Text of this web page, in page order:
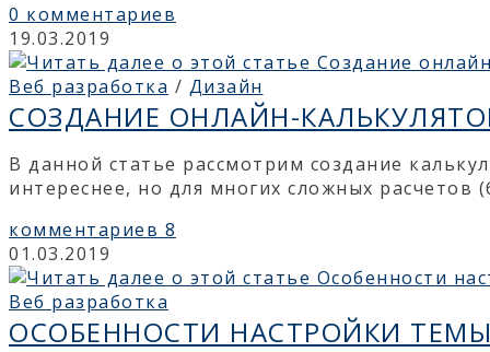
0 комментариев
19.03.2019
Веб разработка / Дизайн
СОЗДАНИЕ ОНЛАЙН-
В данной статье рассмотрим создание
интереснее, но для многих сложных
комментариев 8
01.03.2019
Веб разработка
ОСОБЕННОСТИ НАСТРОЙКИ ТЕМЫ